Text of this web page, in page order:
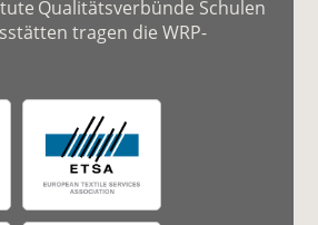
Qualitätsverbünde Schulen
tragen die WRP-